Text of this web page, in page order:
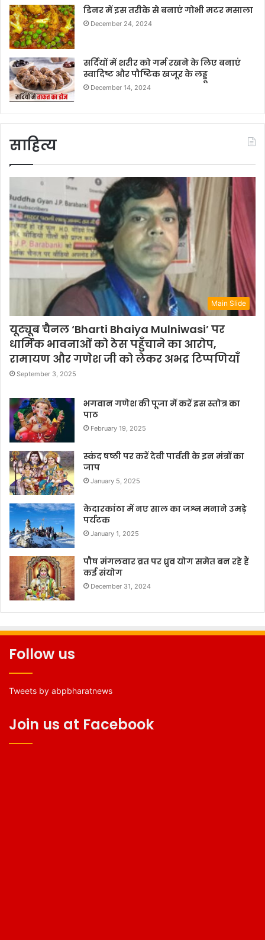
डिनर में इस तरीके से बनाएं गोभी मटर मसाला
December 24, 2024
सर्दियों में शरीर को गर्म रखने के लिए बनाएं
स्वादिष्ट और पौष्टिक खजूर के लड्डू
December 14, 2024
साहित्य
Main Slide
यूट्यूब चैनल ‘Bharti Bhaiya Mulniwasi’ पर
धार्मिक भावनाओं को ठेस पहुँचाने का आरोप,
रामायण और गणेश जी को लेकर अभद्र टिप्पणियाँ
September 3, 2025
भगवान गणेश की पूजा में करें इस स्तोत्र का
पाठ
February 19, 2025
स्कंद षष्ठी पर करें देवी पार्वती के इन मंत्रों का
जाप
January 5, 2025
केदारकांठा में नए साल का जश्न मनाने उमड़े
पर्यटक
January 1, 2025
पौष मंगलवार व्रत पर ध्रुव योग समेत बन रहे हैं
कई संयोग
December 31, 2024
Follow us
Tweets by abpbharatnews
Join us at Facebook